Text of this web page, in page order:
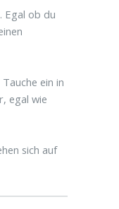
Egal ob du
ein in
egal wie
sich auf